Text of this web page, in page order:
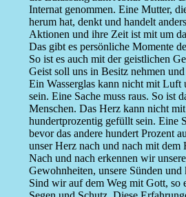
Internat genommen. Eine Mutter,
herum hat, denkt und handelt
Aktionen und ihre Zeit ist mit um
Das gibt es persönliche Momente
So ist es auch mit der geistlichen
Geist soll uns in Besitz nehmen
Ein Wasserglas kann nicht mit Luft
sein. Eine Sache muss raus. So ist
Menschen. Das Herz kann nicht
hundertprozentig gefüllt sein. Eine
bevor das andere hundert Prozent
unser Herz nach und nach mit
Nach und nach erkennen wir
Gewohnheiten, unsere Sünden und
Sind wir auf dem Weg mit Gott, so